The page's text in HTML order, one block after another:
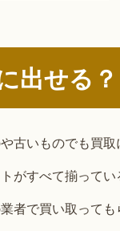
出せる？
古いものでも買取
がすべて揃って
者で買い取っても